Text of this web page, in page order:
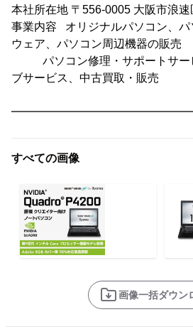
本社所在地 〒556-0005 大阪市浪
事業内容 オリジナルパソコン、パ
ウェア、パソコン周辺機器の販売
パソコン修理・サポートサー
ブサービス、中古買取・販売
すべての画像
画像一括ダウン